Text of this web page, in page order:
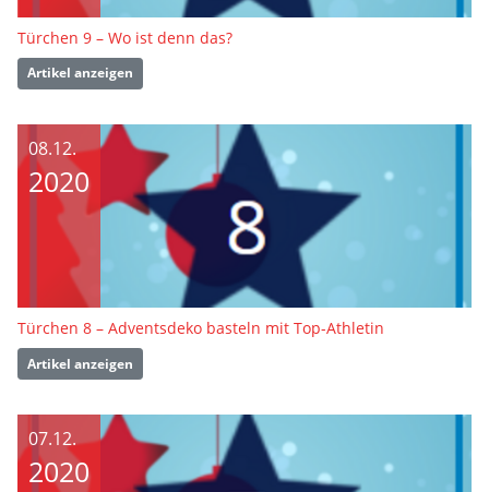
Türchen 9 – Wo ist denn das?
Artikel anzeigen
08.12.
2020
Türchen 8 – Adventsdeko basteln mit Top-Athletin
Artikel anzeigen
07.12.
2020